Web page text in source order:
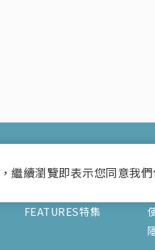
文章
FEATURES特集
繼續瀏覽即表示您同意我們